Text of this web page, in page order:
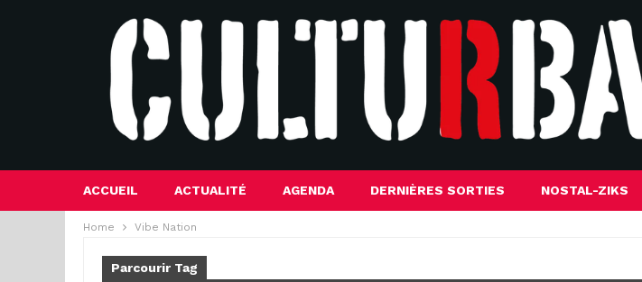
ACCUEIL ACTUALITÉ AGENDA DERNIÈRES SORTIES NOSTAL-ZIKS
Home Vibe Nation
Parcourir Tag